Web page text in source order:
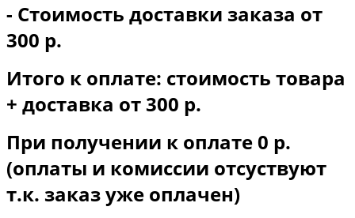
- Стоимость доставки заказа от
300 р.
Итого к оплате: стоимость товара
+ доставка от 300 р.
При получении к оплате 0 р.
(оплаты и комиссии отсуствуют
т.к. заказ уже оплачен)